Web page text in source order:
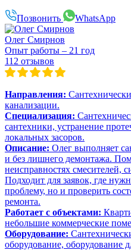
Позвонить WhatsApp
Олег Смирнов
Опыт работы – 21 год
112 отзывов
Направления:
канализации.
Специализация:
сантехники, устранение
локальных засоров.
Описание: Олег выполняет
и без лишнего демонтажа.
неисправностях смесителей,
Подходит для заявок, где
проблему, но и проверить
ремонта.
Работает с объектами:
небольшие коммерческие
Оборудование:
оборудование, оборудование